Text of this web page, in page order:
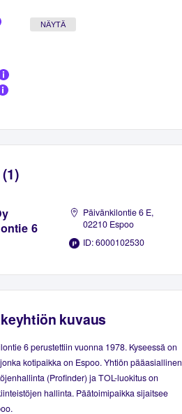
NÄYTÄ
6
Päivänkilontie 6 E,
02210 Espoo
ID: 6000102530
kuvaus
6 perustettiin vuonna 1978. Kyseessä on
kotipaikka on Espoo. Yhtiön pääasiallinen
(Profinder) ja TOL-luokitus on
hallinta. Päätoimipaikka sijaitsee